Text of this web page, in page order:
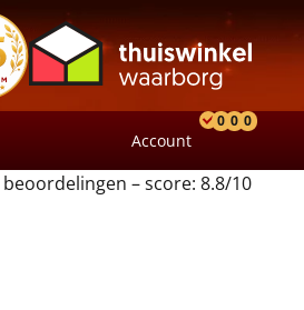
Account
0 0 0
beoordelingen – score: 8.8/10